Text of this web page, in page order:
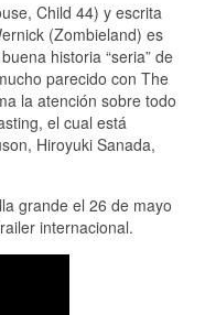
Child 44) y escrita
(Zombieland) es
historia “seria” de
parecido con The
la atención sobre todo
el cual está
Hiroyuki Sanada,
grande el 26 de mayo
internacional.